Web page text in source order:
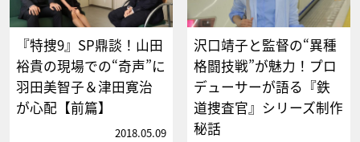
『特捜9』SP鼎談！山田
裕貴の現場での“奇声”に
羽田美智子＆津田寛治
が心配【前篇】
2018.05.09
沢口靖子と監督の“異種
格闘技戦”が魅力！プロ
デューサーが語る『鉄
道捜査官』シリーズ制作
秘話